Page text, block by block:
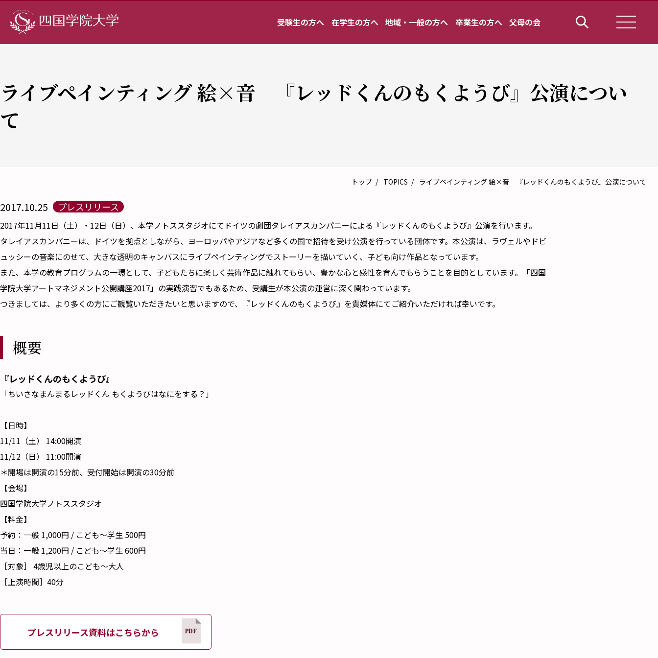
受験生の方へ 在学生の方へ 地域・一般の方へ 卒業生の方へ 父母の会
ライブペインティング 絵×音 『レッドくんのもくようび』公演につい
て
トップ TOPICS ライブペインティング 絵×音 『レッドくんのもくようび』公演について
2017.10.25 プレスリリース
2017年11月11日（土）・12日（日）、本学ノトススタジオにてドイツの劇団タレイアスカンパニーによる『レッドくんのもくようび』公演を行います。
タレイアスカンパニーは、ドイツを拠点としながら、ヨーロッパやアジアなど多くの国で招待を受け公演を行っている団体です。本公演は、ラヴェルやドビ
ュッシーの音楽にのせて、大きな透明のキャンバスにライブペインティングでストーリーを描いていく、子ども向け作品となっています。
また、本学の教育プログラムの一環として、子どもたちに楽しく芸術作品に触れてもらい、豊かな心と感性を育んでもらうことを目的としています。「四国
学院大学アートマネジメント公開講座2017」の実践演習でもあるため、受講生が本公演の運営に深く関わっています。
つきましては、より多くの方にご観覧いただきたいと思いますので、『レッドくんのもくようび』を貴媒体にてご紹介いただければ幸いです。
概要
『レッドくんのもくようび』
「ちいさなまんまるレッドくん もくようびはなにをする？」
【日時】
11/11（土） 14:00開演
11/12（日） 11:00開演
＊開場は開演の15分前、受付開始は開演の30分前
【会場】
四国学院大学ノトススタジオ
【料金】
予約：一般 1,000円 / こども～学生 500円
当日：一般 1,200円 / こども～学生 600円
［対象］ 4歳児以上のこども～大人
［上演時間］40分
プレスリリース資料はこちらから